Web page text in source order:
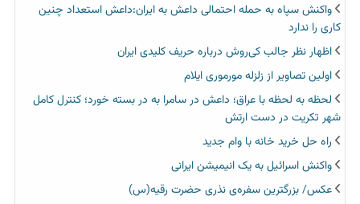
واکنش سپاه به حمله احتمالی داعش به ایران:داعش استعداد چنین
کاری را ندارد
اظهار نظر جالب کی‌روش درباره حریف کلیدی ایران
اولین تصاویر از زلزله مورموری ایلام
لحظه به لحظه با عراق؛ داعش در سامرا به در بسته خورد؛ کنترل کامل
شهر تکریت در دست ارتش
راه حل خرید خانه با وام جدید
واکنش اسرائیل به یک انیمیشن ایرانی
عکس/ بزرگترین سفره‌ی نذری حضرت رقیه(س)